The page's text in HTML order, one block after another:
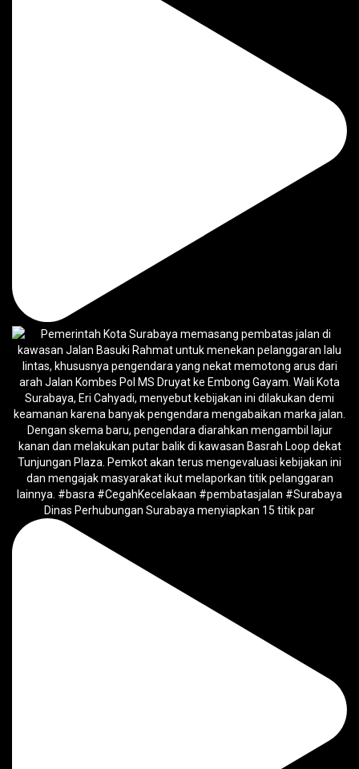
Dinas Perhubungan Surabaya menyiapkan 15 titik par